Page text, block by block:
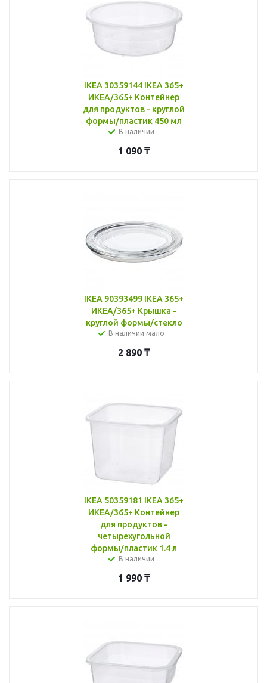
IKEA 30359144 IKEA 365+
ИКЕА/365+ Контейнер
для продуктов - круглой
формы/пластик 450 мл
В наличии
1 090 ₸
IKEA 90393499 IKEA 365+
ИКЕА/365+ Крышка -
круглой формы/стекло
В наличии мало
2 890 ₸
IKEA 50359181 IKEA 365+
ИКЕА/365+ Контейнер
для продуктов -
четырехугольной
формы/пластик 1.4 л
В наличии
1 990 ₸